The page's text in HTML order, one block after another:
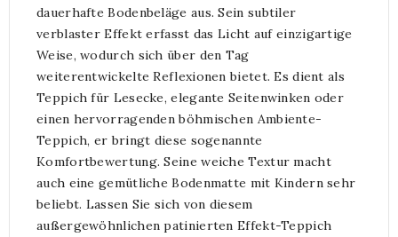
dauerhafte Bodenbeläge aus. Sein subtiler
verblaster Effekt erfasst das Licht auf einzigartige
Weise, wodurch sich über den Tag
weiterentwickelte Reflexionen bietet. Es dient als
Teppich für Lesecke, elegante Seitenwinken oder
einen hervorragenden böhmischen Ambiente-
Teppich, er bringt diese sogenannte
Komfortbewertung. Seine weiche Textur macht
auch eine gemütliche Bodenmatte mit Kindern sehr
beliebt. Lassen Sie sich von diesem
außergewöhnlichen patinierten Effekt-Teppich